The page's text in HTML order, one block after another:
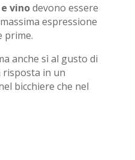
vinodevono essere
espressione
prime.
anche sì al gusto di
in un
bicchiere che nel